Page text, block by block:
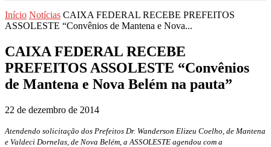
Início Notícias CAIXA FEDERAL RECEBE PREFEITOS
ASSOLESTE “Convênios de Mantena e Nova...
CAIXA FEDERAL RECEBE
PREFEITOS ASSOLESTE “Convênios
de Mantena e Nova Belém na pauta”
22 de dezembro de 2014
Atendendo solicitação dos Prefeitos Dr. Wanderson Elizeu Coelho, de Mantena
e Valdeci Dornelas, de Nova Belém, a ASSOLESTE agendou com a